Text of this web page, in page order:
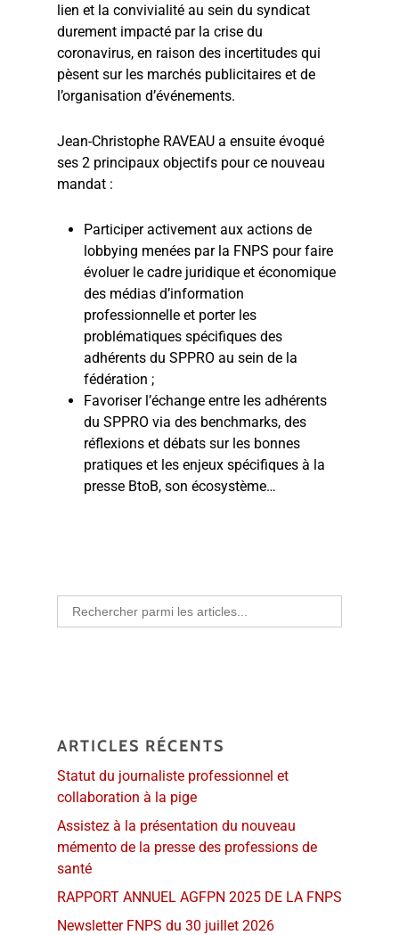
lien et la convivialité au sein du syndicat
durement impacté par la crise du
coronavirus, en raison des incertitudes qui
pèsent sur les marchés publicitaires et de
l’organisation d’événements.
Jean-Christophe RAVEAU a ensuite évoqué
ses 2 principaux objectifs pour ce nouveau
mandat :
Participer activement aux actions de
lobbying menées par la FNPS pour faire
évoluer le cadre juridique et économique
des médias d’information
professionnelle et porter les
problématiques spécifiques des
adhérents du SPPRO au sein de la
fédération ;
Favoriser l’échange entre les adhérents
du SPPRO via des benchmarks, des
réflexions et débats sur les bonnes
pratiques et les enjeux spécifiques à la
presse BtoB, son écosystème…
Search
for:
ARTICLES RÉCENTS
Statut du journaliste professionnel et
collaboration à la pige
Assistez à la présentation du nouveau
mémento de la presse des professions de
santé
RAPPORT ANNUEL AGFPN 2025 DE LA FNPS
Newsletter FNPS du 30 juillet 2026